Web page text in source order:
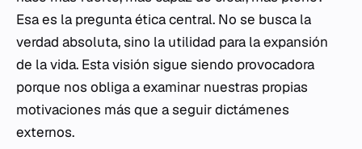
Esa es la pregunta ética central. No se busca la
verdad absoluta, sino la utilidad para la expansión
de la vida. Esta visión sigue siendo provocadora
porque nos obliga a examinar nuestras propias
motivaciones más que a seguir dictámenes
externos.